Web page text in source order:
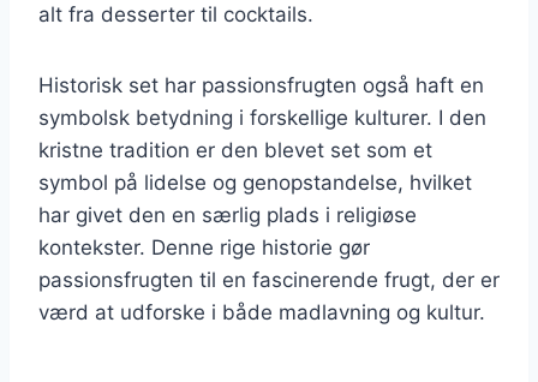
alt fra desserter til cocktails.
Historisk set har passionsfrugten også haft en
symbolsk betydning i forskellige kulturer. I den
kristne tradition er den blevet set som et
symbol på lidelse og genopstandelse, hvilket
har givet den en særlig plads i religiøse
kontekster. Denne rige historie gør
passionsfrugten til en fascinerende frugt, der er
værd at udforske i både madlavning og kultur.